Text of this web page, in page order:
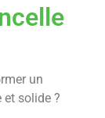
un
solide ?